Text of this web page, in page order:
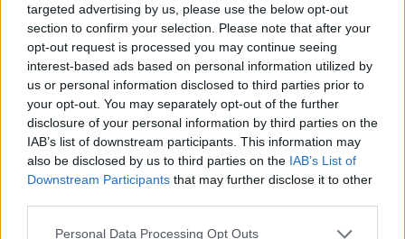
targeted advertising by us, please use the below opt-out
section to confirm your selection. Please note that after your
opt-out request is processed you may continue seeing
interest-based ads based on personal information utilized by
us or personal information disclosed to third parties prior to
your opt-out. You may separately opt-out of the further
disclosure of your personal information by third parties on the
IAB’s list of downstream participants. This information may
also be disclosed by us to third parties on the IAB’s List of
Downstream Participants that may further disclose it to other
Personal Data Processing Opt Outs